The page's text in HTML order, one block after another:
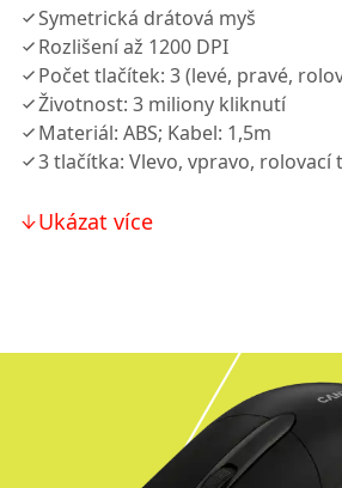
Symetrická drátová myš
Rozlišení až 1200 DPI
Počet tlačítek: 3 (levé, pravé,
Životnost: 3 miliony kliknutí
Materiál: ABS; Kabel: 1,5m
3 tlačítka: Vlevo, vpravo, rolovací
Ukázat více